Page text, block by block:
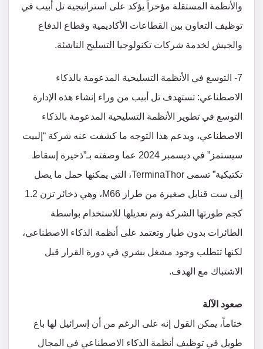
والأنظمة المستقلة مؤخراً يؤكد على استراتيجية تل أبيب في
توظيف التعاون بين القطاعات الأكاديمية وقطاع الدفاع
والجيش لخدمة شركات تكنولوجيا التسليح الناشئة.
7- التوسع في الأنظمة التسليحية المدعومة بالذكاء
الاصطناعي: تستهدف تل أبيب من وراء إنشاء هذه الإدارة
التوسع في تطوير الأنظمة التسليحية المدعومة بالذكاء
الاصطناعي، ويدعم هذا التوجه ما كشفت عنه شركة “إلبيت
سيستمز” في ديسمبر 2024 عما وصفته بـ”ذخيرة إسقاط
تكتيكية” تسمى TerminaThor، التي يمكنها حمل ما يصل
إلى ست قنابل صغيرة من طراز M66، وهي ذخائر تزن 1.2
كجم طورتها الشركة وتم تعديلها للاستخدام بواسطة
الطائرات بدون طيار وتعتمد على أنظمة الذكاء الاصطناعي،
لكنها تتطلب وجود مشغل بشري في دورة القرار قبل
الاشتباك مع الهدف.
صعود الآلة
ختاماً، يمكن القول إنه على الرغم من أن إسرائيل لها باع
طويل في توظيف أنظمة الذكاء الاصطناعي في المجال